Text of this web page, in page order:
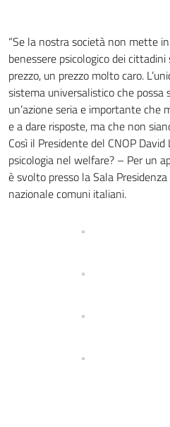
“Se la nostra società non mette
benessere psicologico dei
prezzo, un prezzo molto caro.
sistema universalistico che possa
un’azione seria e importante che
e a dare risposte, ma che non
Così il Presidente del CNOP David
psicologia nel welfare? – Per un
è svolto presso la Sala
nazionale comuni italiani.